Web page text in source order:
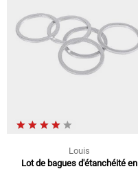
Louis
Lot de bagues d'étanchéité en